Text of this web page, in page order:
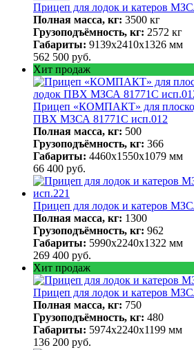
Прицеп для лодок и катеров
Полная масса, кг: 3500 кг
Грузоподъёмность, кг: 2572 кг
Габариты: 9139х2410х1326 мм
562 500 руб.
Хит продаж
Прицеп «КОМПАКТ» для
ПВХ МЗСА 81771С исп.012
Полная масса, кг: 500
Грузоподъёмность, кг: 366
Габариты: 4460х1550х1079 мм
66 400 руб.
Прицеп для лодок и катеров
Полная масса, кг: 1300
Грузоподъёмность, кг: 962
Габариты: 5990х2240х1322 мм
269 400 руб.
Хит продаж
Прицеп для лодок и катеров
Полная масса, кг: 750
Грузоподъёмность, кг: 480
Габариты: 5974х2240х1199 мм
136 200 руб.